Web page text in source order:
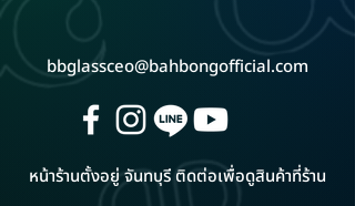
bbglassceo@bahbongofficial.com
หน้าร้านตั้งอยู่ จันทบุรี ติดต่อเพื่อดูสินค้าที่ร้าน